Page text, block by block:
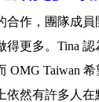
合作，團隊成
得更多。Tina
OMG Taiwan 希
然有許多人在